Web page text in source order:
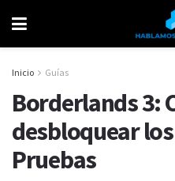
Inicio Guías
Borderlands 3:
desbloquear
Pruebas